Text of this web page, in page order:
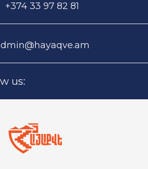
+374 33 97 82 81
us: